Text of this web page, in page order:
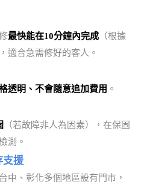
最快能在10分鐘內完成 （根據
適合急需修好的客人。
透明、不會隨意追加費用 。
（若故障非人為因素），在保固
測。
支援
中、彰化多個地區設有門市，